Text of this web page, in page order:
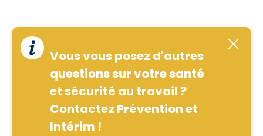
Vous vous posez d'autres
questions sur votre santé
et sécurité au travail ?
Contactez Prévention et
Intérim !